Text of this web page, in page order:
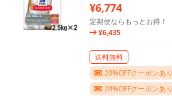
¥6,774
定期便ならもっとお得！
¥6,435
送料無料
20%OFFクーポンあり
20%OFFクーポンあり